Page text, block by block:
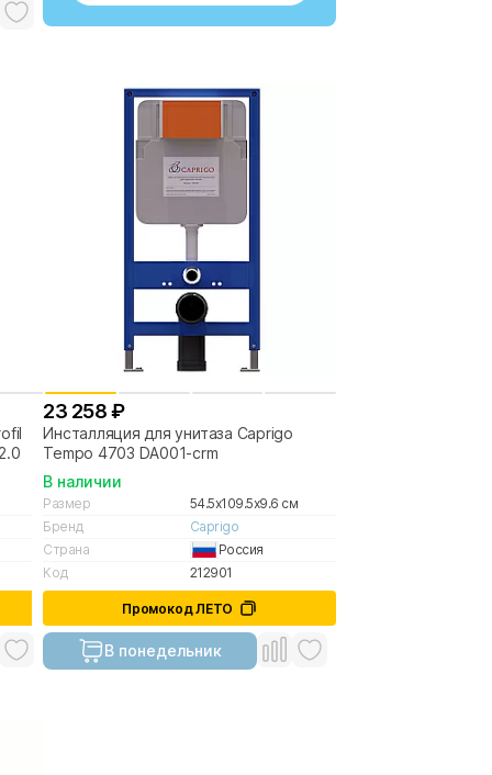
23 258 ₽
Инсталляция для унитаза Caprigo
Tempo 4703 DA001-crm
В наличии
Размер
54.5x109.5x9.6 см
Бренд
Caprigo
Страна
Россия
Код
212901
Промокод ЛЕТО
В понедельник